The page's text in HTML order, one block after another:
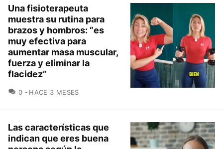
Una fisioterapeuta
muestra su rutina para
brazos y hombros: “es
muy efectiva para
aumentar masa muscular,
fuerza y eliminar la
flacidez”
0 COMENTARIOS
HACE 3 MESES
Las características que
indican que eres buena